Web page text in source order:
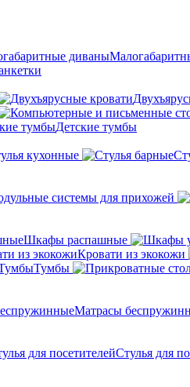
Детские тумбы
кухонные
системы для прихожей
Шкафы распашные
Кровати из экокожи
Тумбы
Матрасы
Стулья для